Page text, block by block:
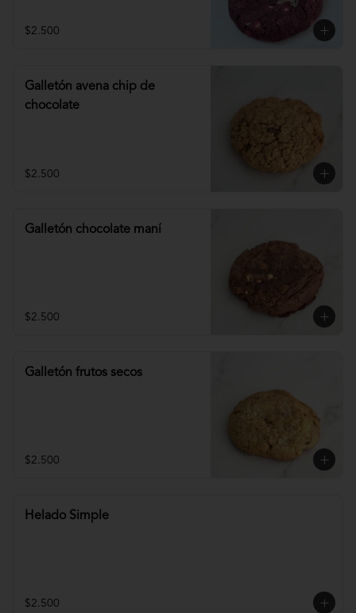
$2.500
Galletón avena chip de
chocolate
$2.500
Galletón chocolate maní
$2.500
Galletón frutos secos
$2.500
Helado Simple
$2.500